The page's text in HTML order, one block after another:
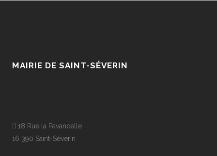
MAIRIE DE SAINT-SÉVERIN
18 Rue la Pavancelle
16 390 Saint-Séverin